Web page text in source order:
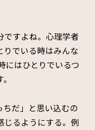
ですよね。心理学者
りでいる時はみんな
にはひとりでいるつ
ちだ」と思い込むの
じるようにする。例